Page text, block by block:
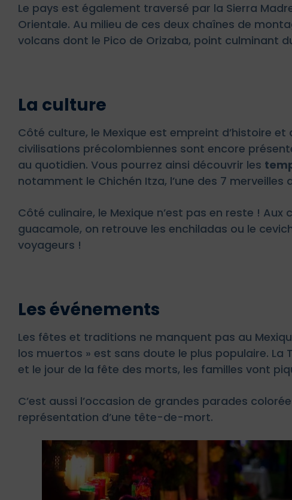
Le pays est également traversé par la Sierra
Orientale. Au milieu de ces deux chaînes de
volcans dont le Pico de Orizaba, point culminant
La culture
Côté culture, le Mexique est empreint d’histoire
civilisations précolombiennes sont encore
au quotidien. Vous pourrez ainsi découvrir les
notamment le Chichén Itza, l’une des 7 merveilles
Côté culinaire, le Mexique n’est pas en reste !
guacamole, on retrouve les enchiladas ou le
voyageurs !
Les événements
Les fêtes et traditions ne manquent pas au
los muertos » est sans doute le plus populaire. La
et le jour de la fête des morts, les familles vont
C’est aussi l’occasion de grandes parades
représentation d’une tête-de-mort.